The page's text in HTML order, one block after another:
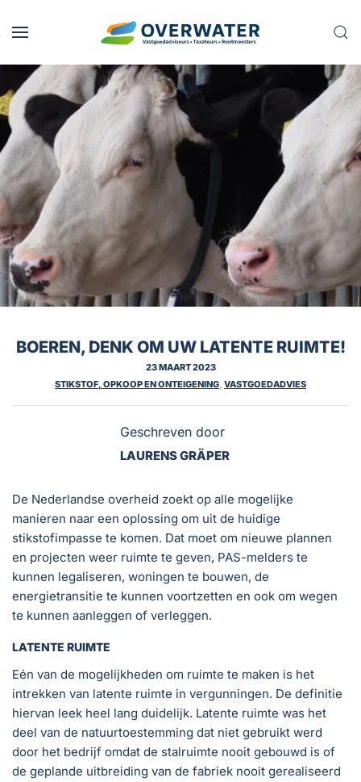
Skip to main content
BOEREN, DENK OM UW LATENTE RUIMTE!
23 MAART 2023
STIKSTOF, OPKOOP EN ONTEIGENING, VASTGOEDADVIES
Geschreven door
LAURENS GRÄPER
De Nederlandse overheid zoekt op alle mogelijke
manieren naar een oplossing om uit de huidige
stikstofimpasse te komen. Dat moet om nieuwe plannen
en projecten weer ruimte te geven, PAS-melders te
kunnen legaliseren, woningen te bouwen, de
energietransitie te kunnen voortzetten en ook om wegen
te kunnen aanleggen of verleggen.
LATENTE RUIMTE
Eén van de mogelijkheden om ruimte te maken is het
intrekken van latente ruimte in vergunningen. De definitie
hiervan leek heel lang duidelijk. Latente ruimte was het
deel van de natuurtoestemming dat niet gebruikt werd
door het bedrijf omdat de stalruimte nooit gebouwd is of
de geplande uitbreiding van de fabriek nooit gerealiseerd